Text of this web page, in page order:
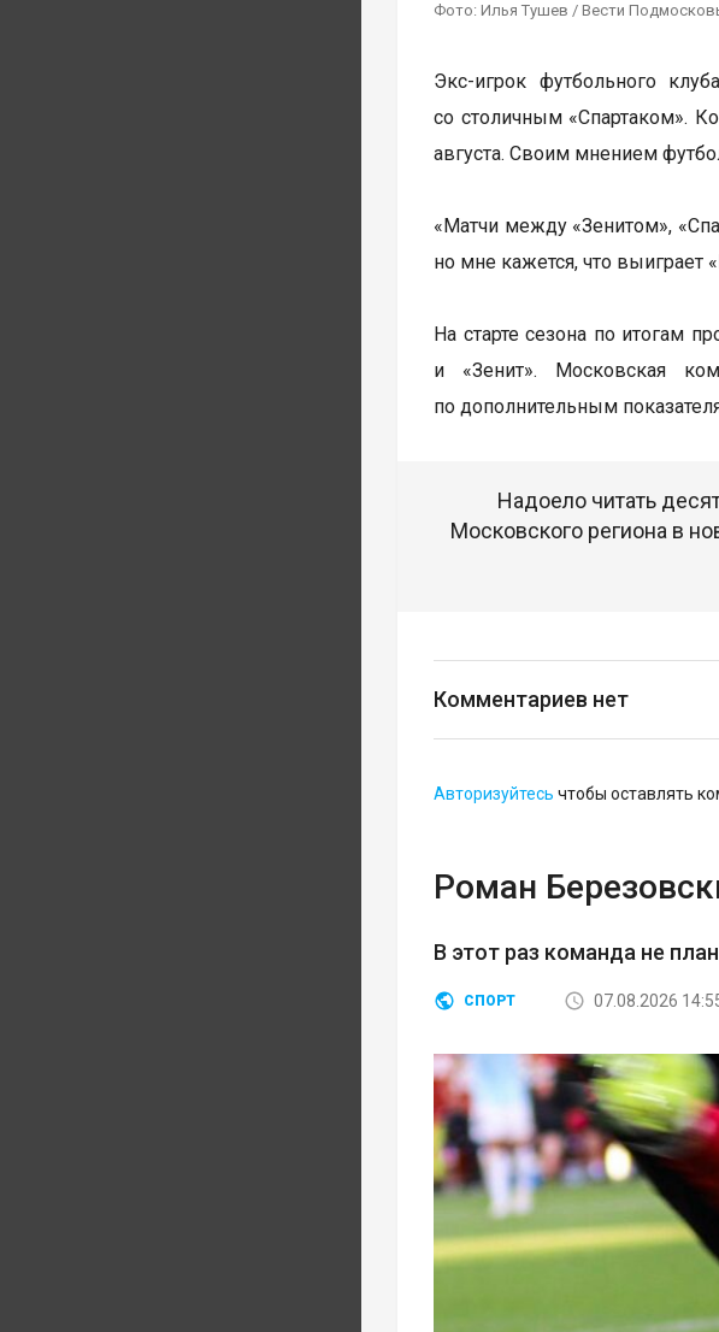
Фото: Илья Тушев / Вести
Экс-игрок футбольного
со столичным «Спартаком».
августа. Своим мнением
«Матчи между «Зенитом»,
но мне кажется, что выиграет
На старте сезона по итогам
и «Зенит». Московская
по дополнительным
Надоело читать
Московского региона в
Комментариев нет
Авторизуйтесь чтобы оставлять
Роман
В этот раз команда не
СПОРТ 07.08.2026